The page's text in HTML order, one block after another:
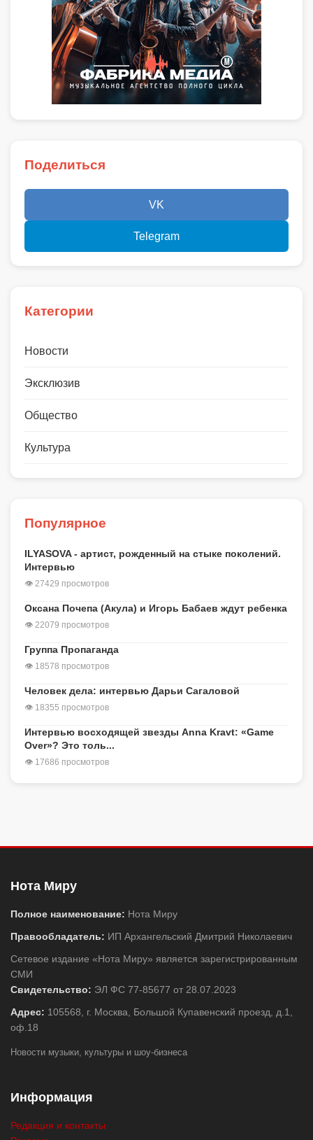
Поделиться
VK
Telegram
Категории
Новости
Эксклюзив
Общество
Культура
Популярное
ILYASOVA - артист, рожденный на стыке поколений.
Интервью
👁 27429 просмотров
Оксана Почепа (Акула) и Игорь Бабаев ждут ребенка
👁 22079 просмотров
Группа Пропаганда
👁 18578 просмотров
Человек дела: интервью Дарьи Сагаловой
👁 18355 просмотров
Интервью восходящей звезды Anna Kravt: «Game
Over»? Это толь...
👁 17686 просмотров
Нота Миру
Полное наименование: Нота Миру
Правообладатель: ИП Архангельский Дмитрий Николаевич
Сетевое издание «Нота Миру» является зарегистрированным
СМИ
Свидетельство: ЭЛ ФС 77-85677 от 28.07.2023
Адрес: 105568, г. Москва, Большой Купавенский проезд, д.1,
оф.18
Новости музыки, культуры и шоу-бизнеса
Информация
Редакция и контакты